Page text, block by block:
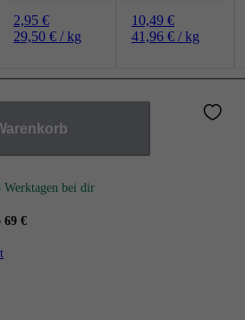
2,95 €
29,50 € / kg
10,49 €
41,96 € / kg
bei dir
69 €